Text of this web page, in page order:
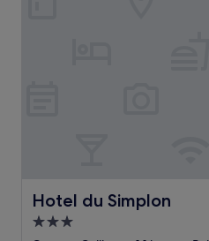
Hotel du Simplon
Hotel du Simplon
3.0-